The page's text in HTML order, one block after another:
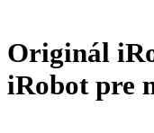
Originál
iRobot pre